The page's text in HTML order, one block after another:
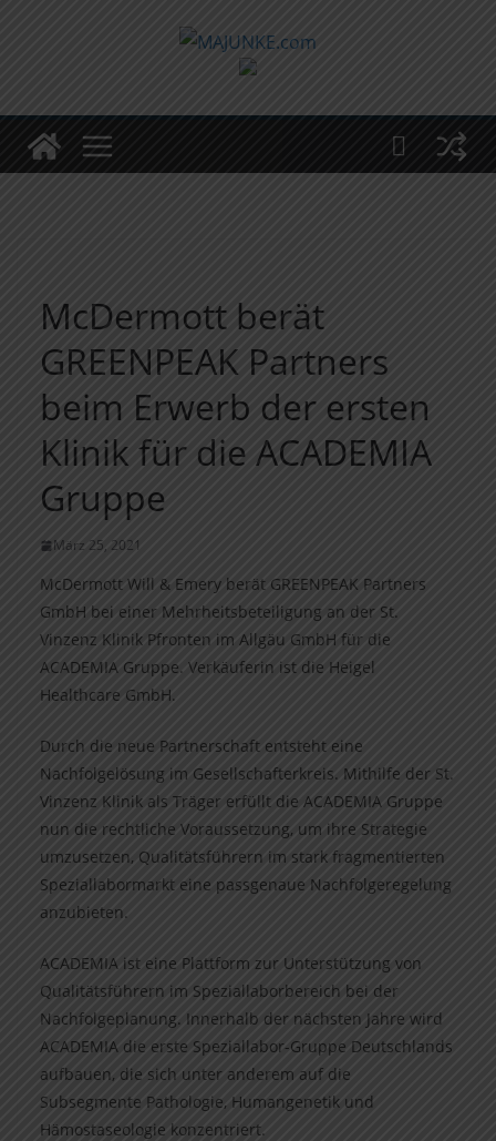
McDermott berät
GREENPEAK Partners
beim Erwerb der ersten
Klinik für die ACADEMIA
Gruppe
März 25, 2021
McDermott Will & Emery berät GREENPEAK Partners
GmbH bei einer Mehrheitsbeteiligung an der St.
Vinzenz Klinik Pfronten im Allgäu GmbH für die
ACADEMIA Gruppe. Verkäuferin ist die Heigel
Healthcare GmbH.
Durch die neue Partnerschaft entsteht eine
Nachfolgelösung im Gesellschafterkreis. Mithilfe der St.
Vinzenz Klinik als Träger erfüllt die ACADEMIA Gruppe
nun die rechtliche Voraussetzung, um ihre Strategie
umzusetzen, Qualitätsführern im stark fragmentierten
Speziallabormarkt eine passgenaue Nachfolgeregelung
anzubieten.
ACADEMIA ist eine Plattform zur Unterstützung von
Qualitätsführern im Speziallaborbereich bei der
Nachfolgeplanung. Innerhalb der nächsten Jahre wird
ACADEMIA die erste Speziallabor-Gruppe Deutschlands
aufbauen, die sich unter anderem auf die
Subsegmente Pathologie, Humangenetik und
Hämostaseologie konzentriert.